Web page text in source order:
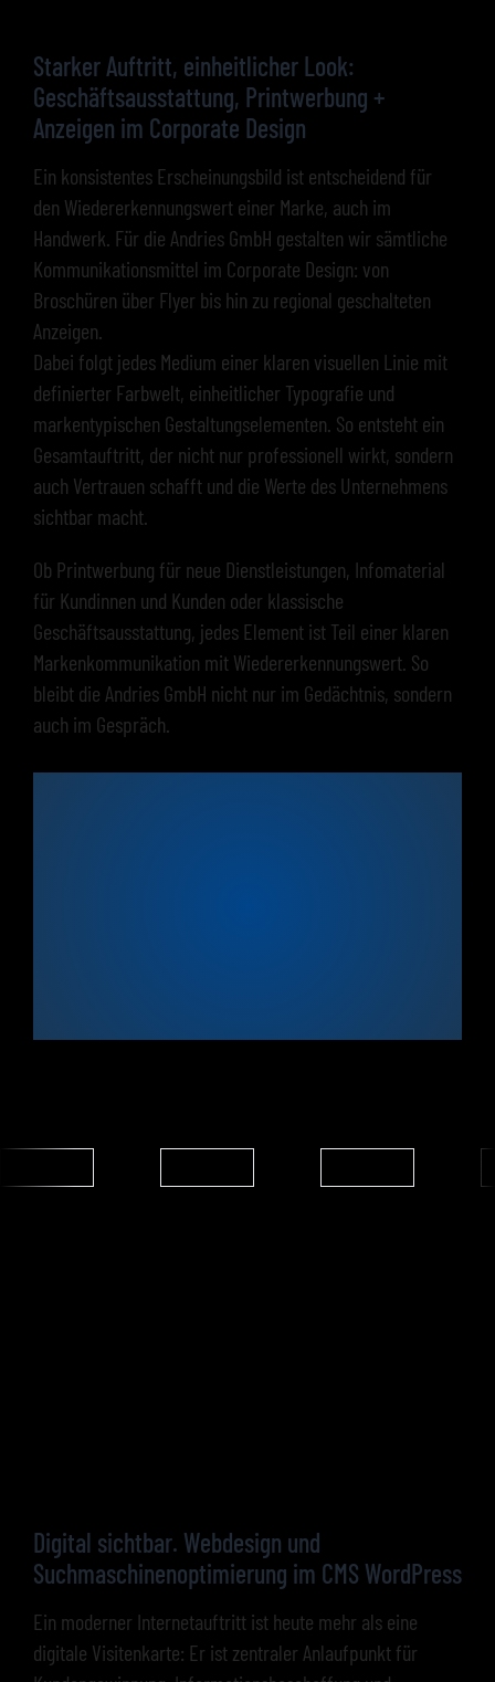
Starker Auftritt, einheitlicher Look:
Geschäftsausstattung, Printwerbung +
Anzeigen im Corporate Design
Ein konsistentes Erscheinungsbild ist entscheidend für
den Wiedererkennungswert einer Marke, auch im
Handwerk. Für die Andries GmbH gestalten wir sämtliche
Kommunikationsmittel im Corporate Design: von
Broschüren über Flyer bis hin zu regional geschalteten
Anzeigen.
Dabei folgt jedes Medium einer klaren visuellen Linie mit
definierter Farbwelt, einheitlicher Typografie und
markentypischen Gestaltungselementen. So entsteht ein
Gesamtauftritt, der nicht nur professionell wirkt, sondern
auch Vertrauen schafft und die Werte des Unternehmens
sichtbar macht.
Ob Printwerbung für neue Dienstleistungen, Infomaterial
für Kundinnen und Kunden oder klassische
Geschäftsausstattung, jedes Element ist Teil einer klaren
Markenkommunikation mit Wiedererkennungswert. So
bleibt die Andries GmbH nicht nur im Gedächtnis, sondern
auch im Gespräch.
Digital sichtbar. Webdesign und
Suchmaschinenoptimierung im CMS WordPress
Ein moderner Internetauftritt ist heute mehr als eine
digitale Visitenkarte: Er ist zentraler Anlaufpunkt für